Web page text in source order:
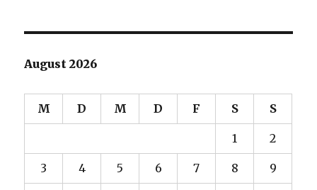
August 2026
M D M D F S S
1 2
3 4 5 6 7 8 9